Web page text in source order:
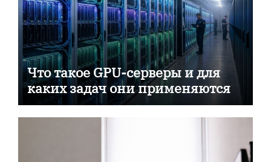
Что такое GPU-серверы и для
каких задач они применяются